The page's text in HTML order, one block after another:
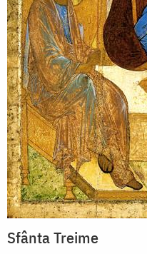
Sfânta Treime